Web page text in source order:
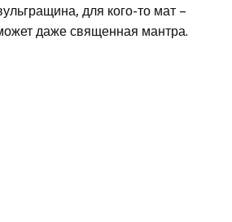
для кого-то мат –
даже священная мантра.